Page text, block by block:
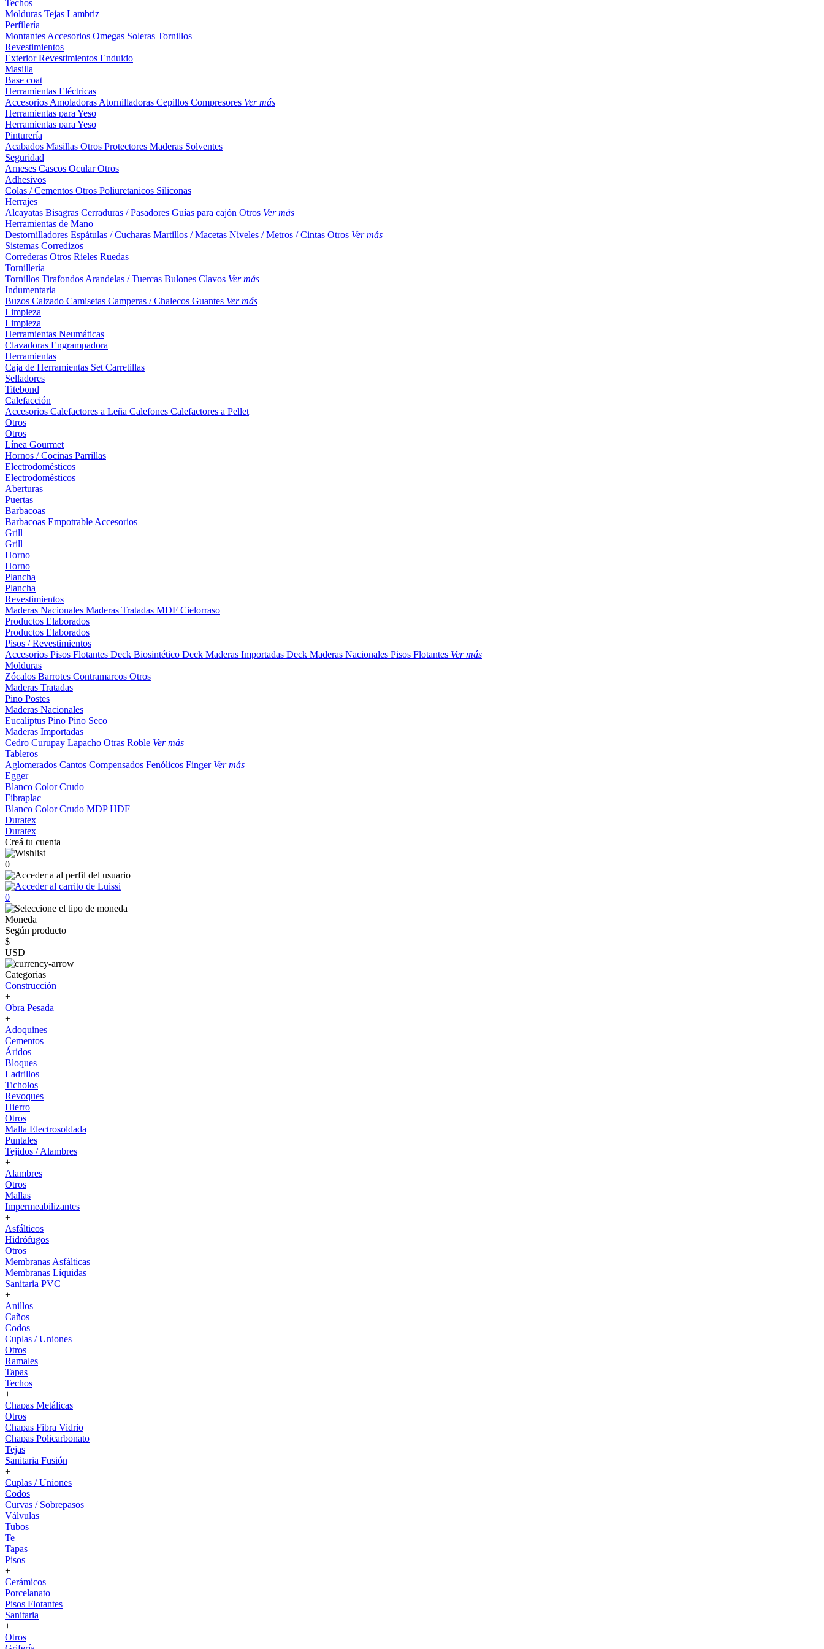
Techos
Molduras Tejas Lambriz
Perfilería
Montantes Accesorios Omegas Soleras Tornillos
Revestimientos
ExteriorRevestimientos Enduido
Masilla
Base coat
Herramientas Eléctricas
Accesorios Amoladoras Atornilladoras Cepillos Compresores Ver más
Herramientas para Yeso
Herramientas para Yeso
Pinturería
Acabados Masillas Otros Protectores Maderas Solventes
Seguridad
Arneses Cascos OcularOtros
Adhesivos
Colas / Cementos Otros Poliuretanicos Siliconas
Herrajes
Alcayatas Bisagras Cerraduras / Pasadores Guías para cajón Otros Ver más
Herramientas de Mano
Destornilladores Espátulas / Cucharas Martillos / Macetas Niveles / Metros / Cintas Otros Ver más
Sistemas Corredizos
Correderas Otros Rieles Ruedas
Tornillería
Tornillos Tirafondos Arandelas / Tuercas Bulones Clavos Ver más
Indumentaria
Buzos Calzado Camisetas Camperas / Chalecos Guantes Ver más
Limpieza
Limpieza
Herramientas Neumáticas
Clavadoras Engrampadora
Herramientas
Caja de Herramientas Set Carretillas
Selladores
Titebond
Calefacción
Accesorios Calefactores a Leña Calefones Calefactores a Pellet
Otros
Otros
Línea Gourmet
Hornos / Cocinas Parrillas
Electrodomésticos
Electrodomésticos
Aberturas
Puertas
Barbacoas
Barbacoas Empotrable Accesorios
Grill
Grill
Horno
Horno
Plancha
Plancha
Revestimientos
Maderas Nacionales Maderas Tratadas MDF Cielorraso
Productos Elaborados
Productos Elaborados
Pisos / Revestimientos
Accesorios Pisos Flotantes Deck Biosintético Deck Maderas Importadas Deck Maderas Nacionales Pisos Flotantes Ver más
Molduras
Zócalos Barrotes Contramarcos Otros
Maderas Tratadas
Pino Postes
Maderas Nacionales
Eucaliptus Pino Pino Seco
Maderas Importadas
Cedro Curupay Lapacho Otras Roble Ver más
Tableros
Aglomerados Cantos Compensados Fenólicos Finger Ver más
Egger
Blanco ColorCrudo
Fibraplac
Blanco ColorCrudo MDPHDF
Duratex
Duratex
Creá tu cuenta
0
0
Moneda
Según producto
$
USD
Categorias
Construcción
+
Obra Pesada
+
Adoquines
Cementos
Áridos
Bloques
Ladrillos
Ticholos
Revoques
Hierro
Otros
Malla Electrosoldada
Puntales
Tejidos / Alambres
+
Alambres
Otros
Mallas
Impermeabilizantes
+
Asfálticos
Hidrófugos
Otros
Membranas Asfálticas
Membranas Líquidas
Sanitaria PVC
+
Anillos
Caños
Codos
Cuplas / Uniones
Otros
Ramales
Tapas
Techos
+
Chapas Metálicas
Otros
Chapas Fibra Vidrio
Chapas Policarbonato
Tejas
Sanitaria Fusión
+
Cuplas / Uniones
Codos
Curvas / Sobrepasos
Válvulas
Tubos
Te
Tapas
Pisos
+
Cerámicos
Porcelanato
Pisos Flotantes
Sanitaria
+
Otros